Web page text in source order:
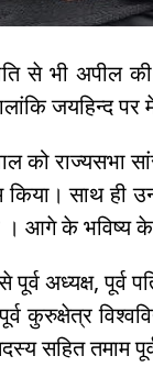
से भी अपील
जयहिन्द पर
को राज्यसभा
किया। साथ ही
आगे के भविष्य
अध्यक्ष, पूर्व
कुरुक्षेत्र
सहित तमाम